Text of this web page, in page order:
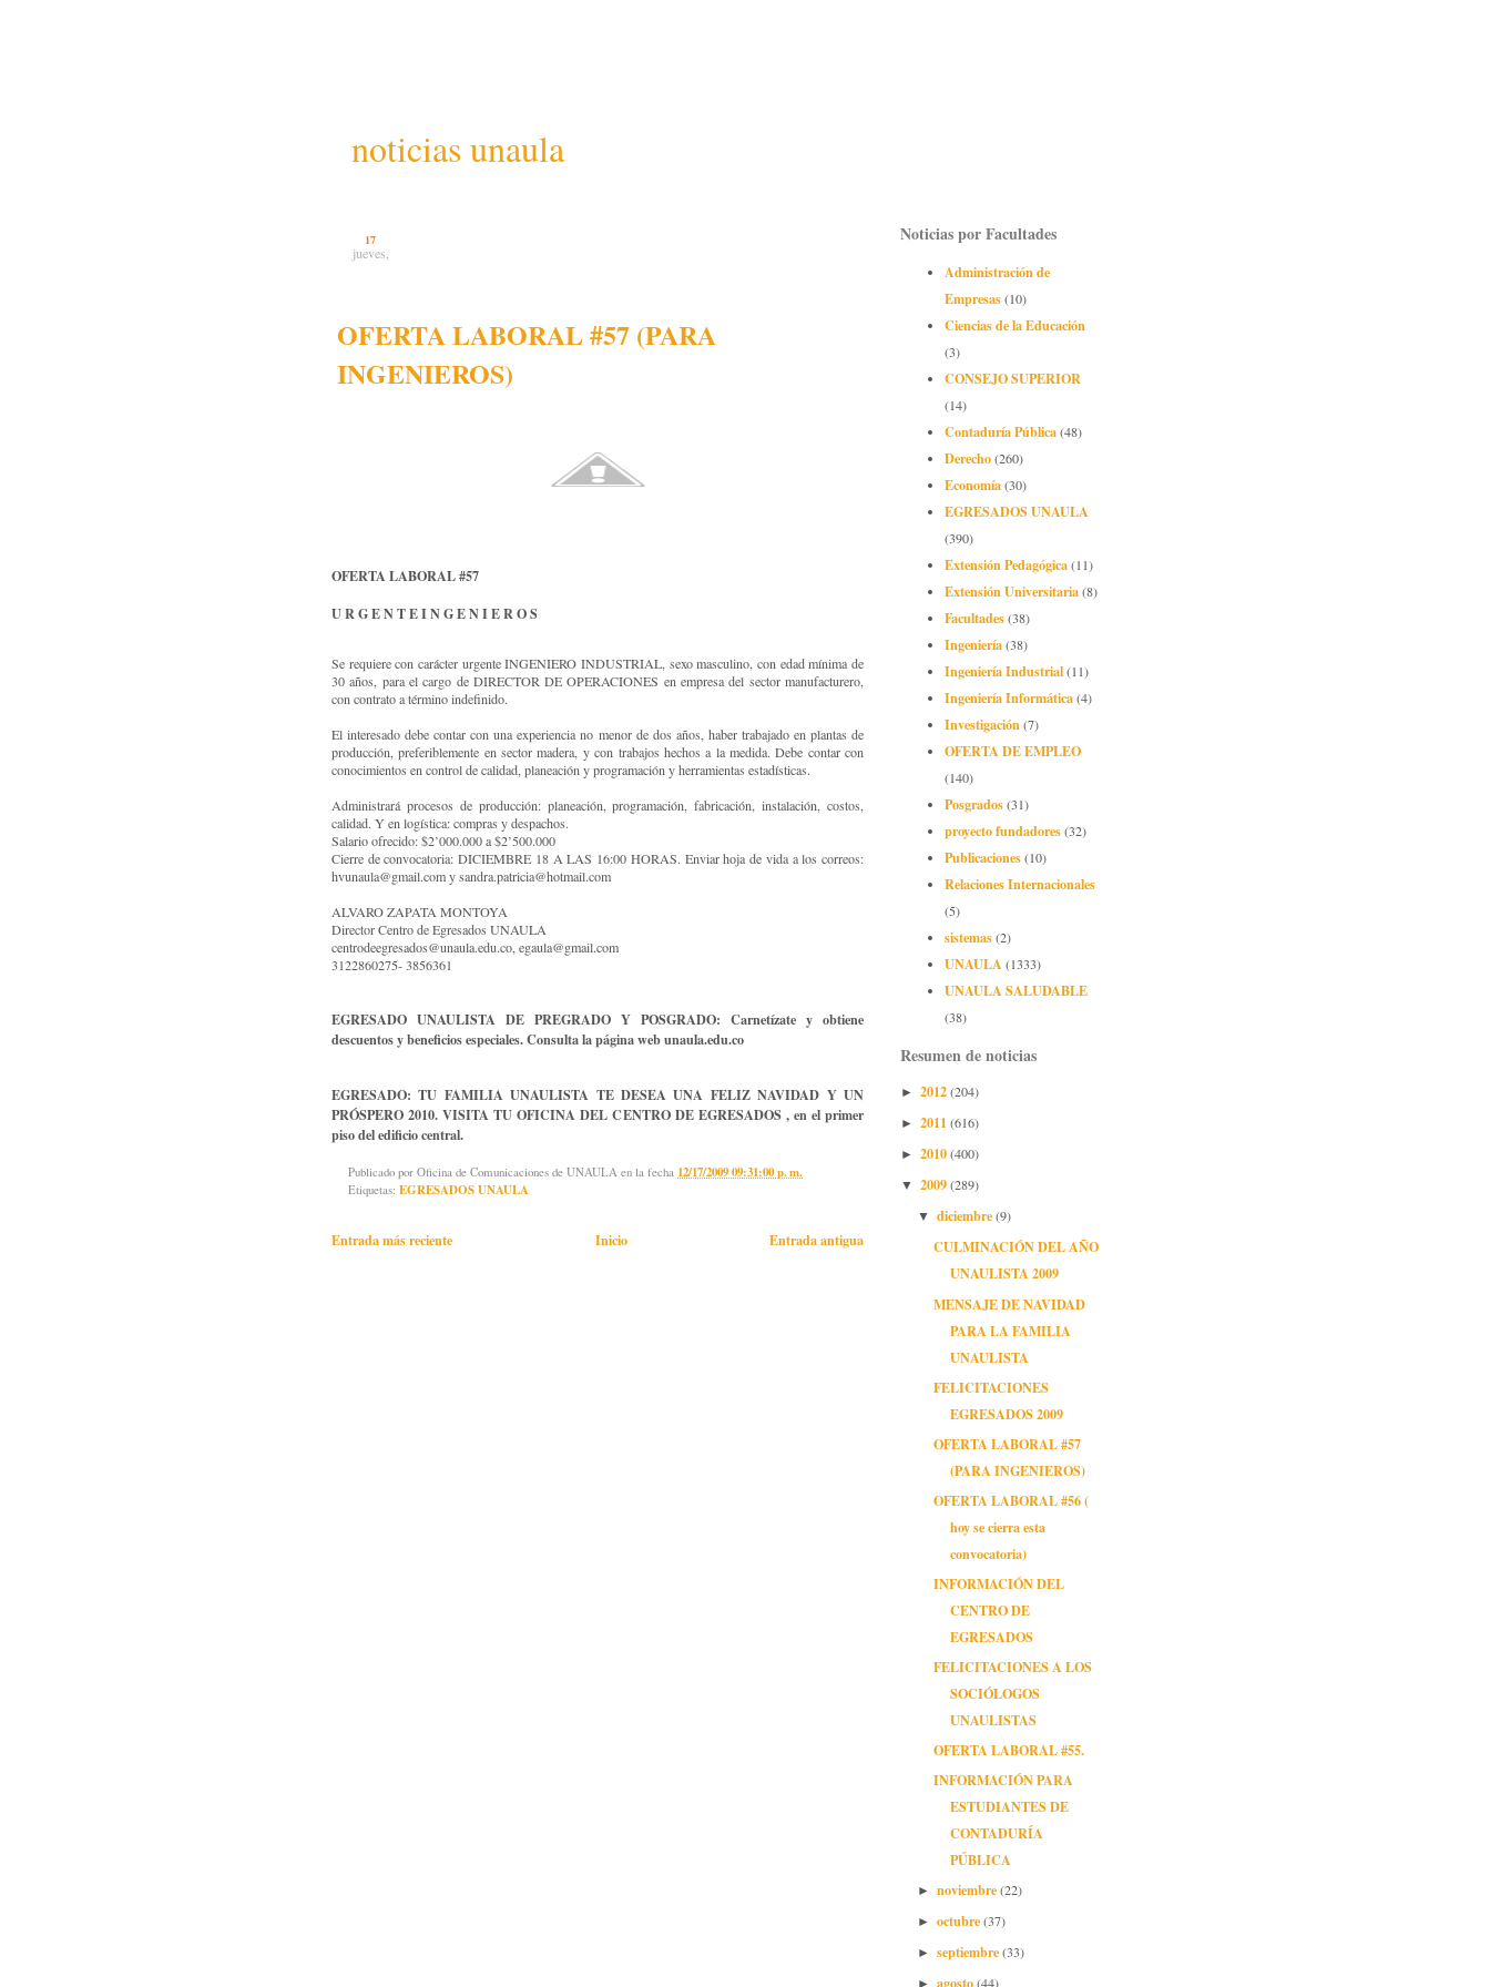
noticias unaula
17
jueves,
OFERTA LABORAL #57 (PARA
INGENIEROS)
OFERTA LABORAL #57
U R G E N T E I N G E N I E R O S
Se requiere con carácter urgente INGENIERO INDUSTRIAL, sexo masculino, con edad mínima de
30 años, para el cargo de DIRECTOR DE OPERACIONES en empresa del sector manufacturero,
con contrato a término indefinido.
El interesado debe contar con una experiencia no menor de dos años, haber trabajado en plantas de
producción, preferiblemente en sector madera, y con trabajos hechos a la medida. Debe contar con
conocimientos en control de calidad, planeación y programación y herramientas estadísticas.
Administrará procesos de producción: planeación, programación, fabricación, instalación, costos,
calidad. Y en logística: compras y despachos.
Salario ofrecido: $2’000.000 a $2’500.000
Cierre de convocatoria: DICIEMBRE 18 A LAS 16:00 HORAS. Enviar hoja de vida a los correos:
hvunaula@gmail.com y sandra.patricia@hotmail.com
ALVARO ZAPATA MONTOYA
Director Centro de Egresados UNAULA
centrodeegresados@unaula.edu.co, egaula@gmail.com
3122860275- 3856361
EGRESADO UNAULISTA DE PREGRADO Y POSGRADO: Carnetízate y obtiene
descuentos y beneficios especiales. Consulta la página web unaula.edu.co
EGRESADO: TU FAMILIA UNAULISTA TE DESEA UNA FELIZ NAVIDAD Y UN
PRÓSPERO 2010. VISITA TU OFICINA DEL CENTRO DE EGRESADOS , en el primer
piso del edificio central.
Publicado por Oficina de Comunicaciones de UNAULA en la fecha 12/17/2009 09:31:00 p. m.
Etiquetas: EGRESADOS UNAULA
Entrada más reciente Entrada antigua
Inicio
Noticias por Facultades
Administración de
Empresas(10)
Ciencias de la Educación
(3)
CONSEJO SUPERIOR
(14)
Contaduría Pública(48)
Derecho(260)
Economía(30)
EGRESADOS UNAULA
(390)
Extensión Pedagógica(11)
Extensión Universitaria(8)
Facultades(38)
Ingeniería(38)
Ingeniería Industrial(11)
Ingeniería Informática(4)
Investigación(7)
OFERTA DE EMPLEO
(140)
Posgrados(31)
proyecto fundadores(32)
Publicaciones(10)
Relaciones Internacionales
(5)
sistemas(2)
UNAULA(1333)
UNAULA SALUDABLE
(38)
Resumen de noticias
► 2012(204)
► 2011(616)
► 2010(400)
▼ 2009(289)
▼ diciembre(9)
CULMINACIÓN DEL AÑO
UNAULISTA 2009
MENSAJE DE NAVIDAD
PARA LA FAMILIA
UNAULISTA
FELICITACIONES
EGRESADOS 2009
OFERTA LABORAL #57
(PARA INGENIEROS)
OFERTA LABORAL #56 (
hoy se cierra esta
convocatoria)
INFORMACIÓN DEL
CENTRO DE
EGRESADOS
FELICITACIONES A LOS
SOCIÓLOGOS
UNAULISTAS
OFERTA LABORAL #55.
INFORMACIÓN PARA
ESTUDIANTES DE
CONTADURÍA
PÚBLICA
► noviembre(22)
► octubre(37)
► septiembre(33)
► agosto(44)